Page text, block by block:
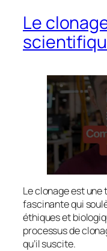
Le
Le clonage est
fascinante qui
éthiques et
processus de
qu’il suscite.